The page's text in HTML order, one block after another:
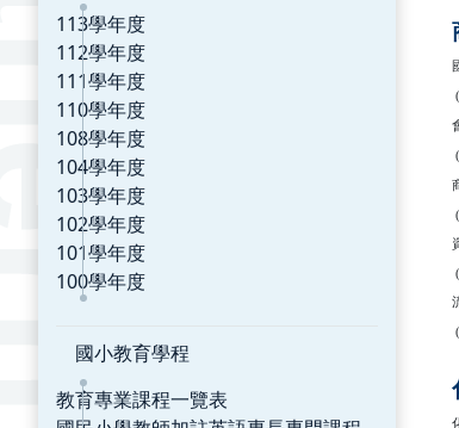
113學年度
112學年度
111學年度
110學年度
108學年度
104學年度
103學年度
102學年度
101學年度
100學年度
國小教育學程
教育專業課程一覽表